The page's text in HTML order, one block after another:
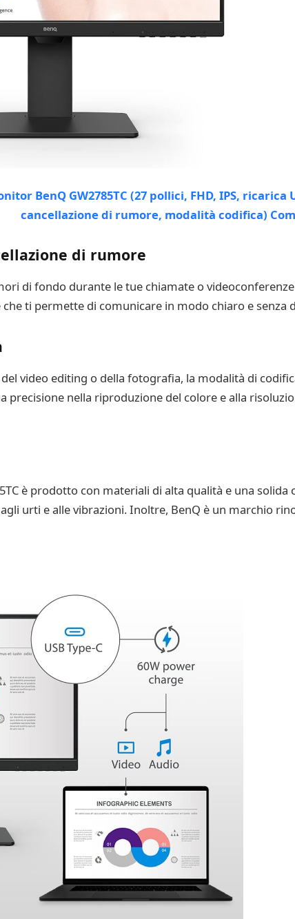
di rumore
di fondo durante le tue chiamate o
ti permette di comunicare in modo chiaro e senza
video editing o della fotografia, la modalità di
precisione nella riproduzione del colore e alla
è prodotto con materiali di alta qualità e una
urti e alle vibrazioni. Inoltre, BenQ è un marchio